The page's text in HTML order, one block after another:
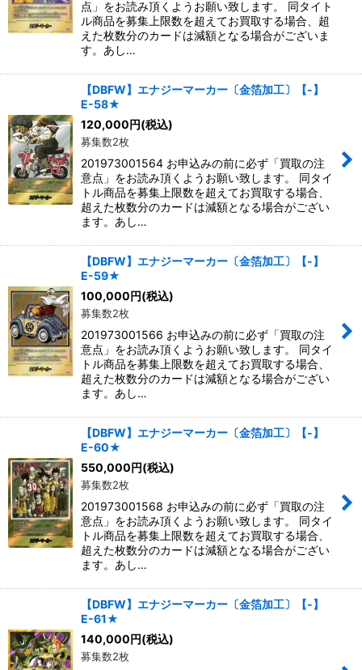
点」をお読み頂くようお願い致します。 同タイト
ル商品を募集上限数を超えてお買取する場合、超
えた枚数分のカードは減額となる場合がございま
す。あし…
【DBFW】エナジーマーカー〔金箔加工〕【-】
E-58★
120,000円(税込)
募集数2枚
201973001564 お申込みの前に必ず「買取の注
意点」をお読み頂くようお願い致します。 同タイ
トル商品を募集上限数を超えてお買取する場合、
超えた枚数分のカードは減額となる場合がござい
ます。あし…
【DBFW】エナジーマーカー〔金箔加工〕【-】
E-59★
100,000円(税込)
募集数2枚
201973001566 お申込みの前に必ず「買取の注
意点」をお読み頂くようお願い致します。 同タイ
トル商品を募集上限数を超えてお買取する場合、
超えた枚数分のカードは減額となる場合がござい
ます。あし…
【DBFW】エナジーマーカー〔金箔加工〕【-】
E-60★
550,000円(税込)
募集数2枚
201973001568 お申込みの前に必ず「買取の注
意点」をお読み頂くようお願い致します。 同タイ
トル商品を募集上限数を超えてお買取する場合、
超えた枚数分のカードは減額となる場合がござい
ます。あし…
【DBFW】エナジーマーカー〔金箔加工〕【-】
E-61★
140,000円(税込)
募集数2枚